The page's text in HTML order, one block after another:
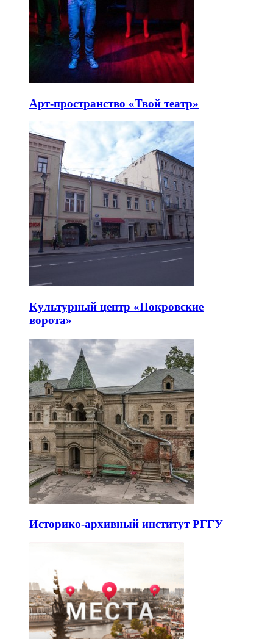
Арт-пространство «Твой театр»
Культурный центр «Покровские
ворота»
Историко-архивный институт РГГУ